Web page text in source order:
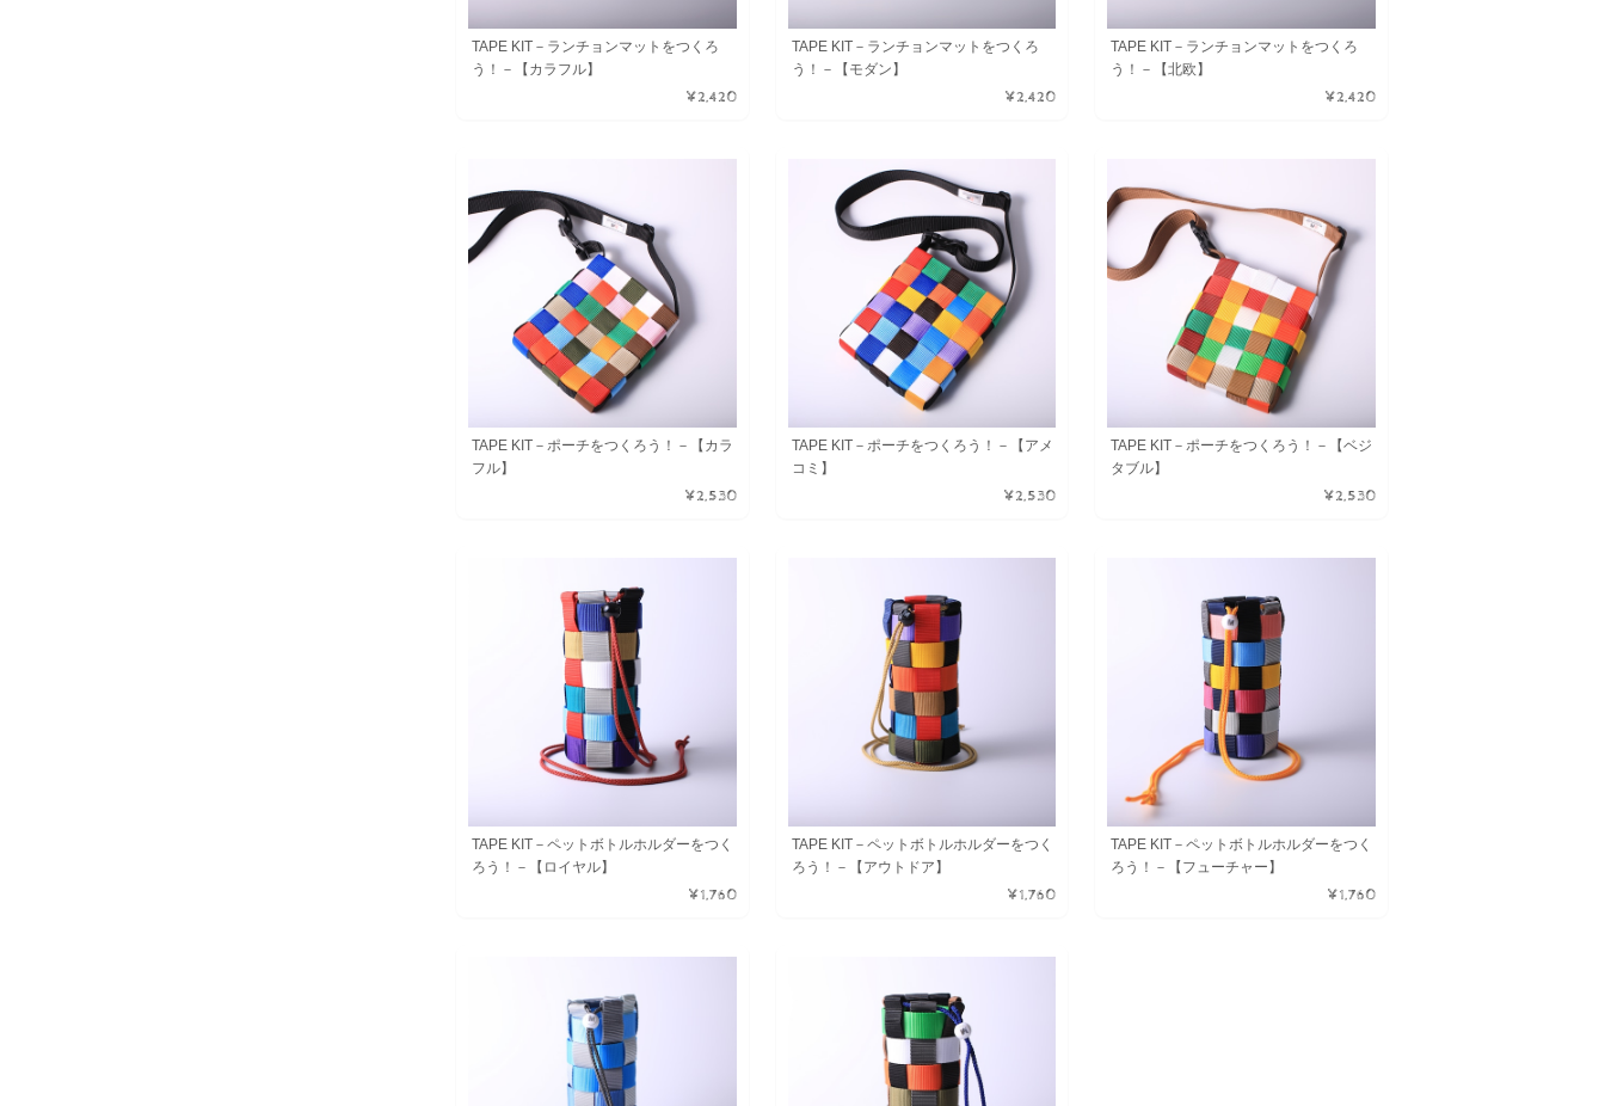
TAPE KIT－ランチョンマットをつくろ
う！－【カラフル】
¥2,420
TAPE KIT－ランチョンマットをつくろ
う！－【モダン】
¥2,420
TAPE KIT－ランチョンマットをつくろ
う！－【北欧】
¥2,420
TAPE KIT－ポーチをつくろう！－【カラ
フル】
¥2,530
TAPE KIT－ポーチをつくろう！－【アメ
コミ】
¥2,530
TAPE KIT－ポーチをつくろう！－【ベジ
タブル】
¥2,530
TAPE KIT－ペットボトルホルダーをつく
ろう！－【ロイヤル】
¥1,760
TAPE KIT－ペットボトルホルダーをつく
ろう！－【アウトドア】
¥1,760
TAPE KIT－ペットボトルホルダーをつく
ろう！－【フューチャー】
¥1,760